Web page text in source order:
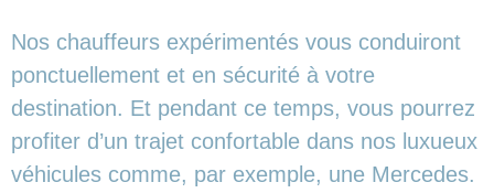
Nos chauffeurs expérimentés vous conduiront
ponctuellement et en sécurité à votre
destination. Et pendant ce temps, vous pourrez
profiter d’un trajet confortable dans nos luxueux
véhicules comme, par exemple, une Mercedes.